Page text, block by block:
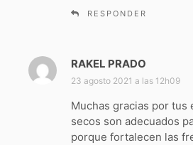
RESPONDER
RAKEL PRADO
i
e
:
23 agosto 2021 a las 12h09
Muchas gracias por tus
secos son adecuados
porque fortalecen las